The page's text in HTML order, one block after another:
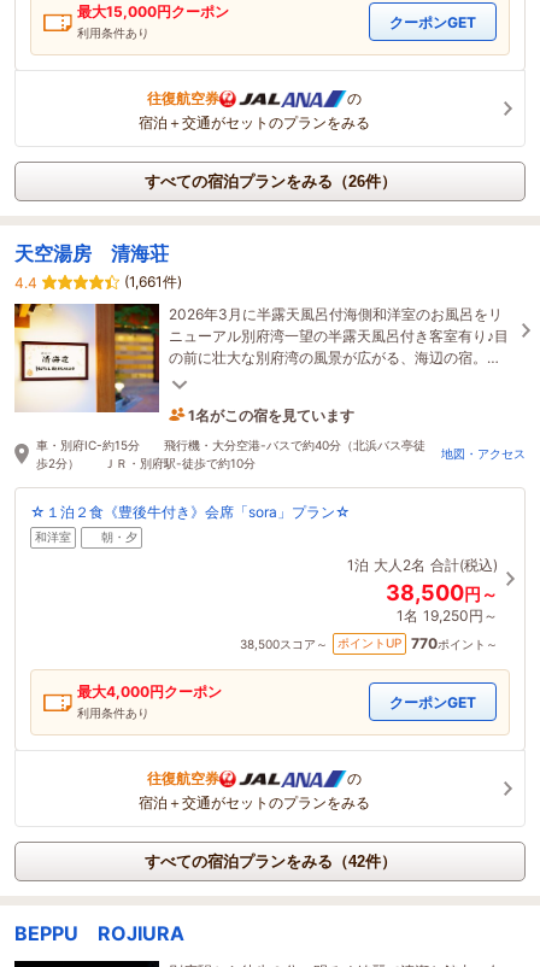
最大15,000円クーポン
利用条件あり
クーポンGET
往復航空券
の
宿泊＋交通がセットのプランをみる
すべての宿泊プランをみる（26件）
天空湯房 清海荘
4.4
(1,661件)
2026年3月に半露天風呂付海側和洋室のお風呂をリ
ニューアル別府湾一望の半露天風呂付き客室有り♪目
の前に壮大な別府湾の風景が広がる、海辺の宿。◆
駐車場無料◆全館無料Wi-Fi完備◆別府駅徒歩10分
1名がこの宿を見ています
8時間前に予約されました
車・別府IC-約15分 飛行機・大分空港-バスで約40分（北浜バス亭徒
歩2分） ＪＲ・別府駅-徒歩で約10分
地図・アクセス
☆１泊２食《豊後牛付き》会席「sora」プラン☆
和洋室 朝・夕
1泊 大人2名 合計(税込)
38,500円～
1名 19,250円～
38,500スコア～ ポイントUP 770ポイント～
最大4,000円クーポン
利用条件あり
クーポンGET
往復航空券
の
宿泊＋交通がセットのプランをみる
すべての宿泊プランをみる（42件）
BEPPU ROJIURA